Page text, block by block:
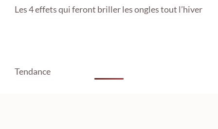
Les 4 effets qui feront briller les ongles tout l’hiver
Tendance